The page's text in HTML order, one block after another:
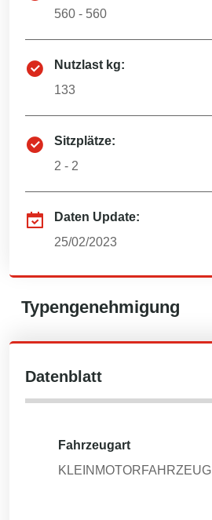
560 - 560
Nutzlast kg:
133
Sitzplätze:
2 - 2
Daten Update:
25/02/2023
Typengenehmigung
Datenblatt
Fahrzeugart
KLEINMOTORFAHRZEUG